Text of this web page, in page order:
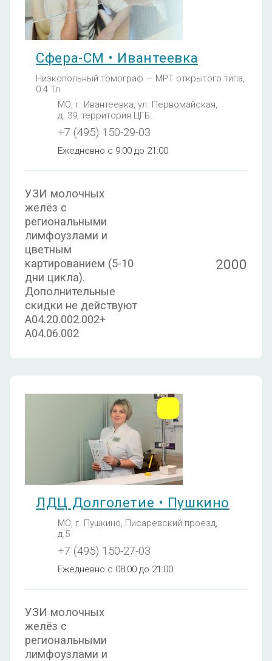
Сфера-СМ • Ивантеевка
Низкопольный томограф — МРТ открытого типа,
0.4 Тл
МО, г. Ивантеевка, ул. Первомайская,
д. 39, территория ЦГБ.
+7 (495) 150-29-03
Ежедневно с 9:00 до 21:00
УЗИ молочных
желёз с
региональными
лимфоузлами и
цветным
картированием (5-10
дни цикла).
Дополнительные
скидки не действуют
A04.20.002.002+
A04.06.002
2000
ЛДЦ Долголетие • Пушкино
МО, г. Пушкино, Писаревский проезд,
д.5
+7 (495) 150-27-03
Ежедневно с 08:00 до 21:00
УЗИ молочных
желёз с
региональными
лимфоузлами и